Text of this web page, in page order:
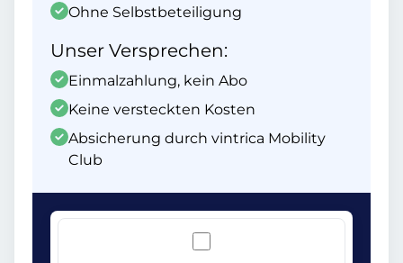
Ohne Selbstbeteiligung
Unser Versprechen:
Einmalzahlung, kein Abo
Keine versteckten Kosten
Absicherung durch vintrica Mobility
Club